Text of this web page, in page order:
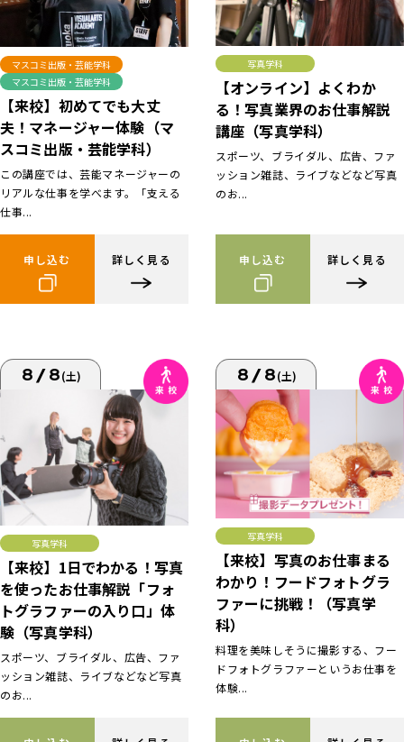
マスコミ出版・芸能学科
マスコミ出版・芸能学科
【来校】初めてでも大丈
夫！マネージャー体験（マ
スコミ出版・芸能学科）
この講座では、芸能マネージャーの
リアルな仕事を学べます。「支える
仕事...
申し込む 詳しく見る
写真学科
【オンライン】よくわか
る！写真業界のお仕事解説
講座（写真学科）
スポーツ、ブライダル、広告、ファ
ッション雑誌、ライブなどなど写真
のお...
申し込む 詳しく見る
8/8(土)
写真学科
【来校】1日でわかる！写真
を使ったお仕事解説「フォ
トグラファーの入り口」体
験（写真学科）
スポーツ、ブライダル、広告、ファ
ッション雑誌、ライブなどなど写真
のお...
8/8(土)
写真学科
【来校】写真のお仕事まる
わかり！フードフォトグラ
ファーに挑戦！（写真学
科）
料理を美味しそうに撮影する、フー
ドフォトグラファーというお仕事を
体験...